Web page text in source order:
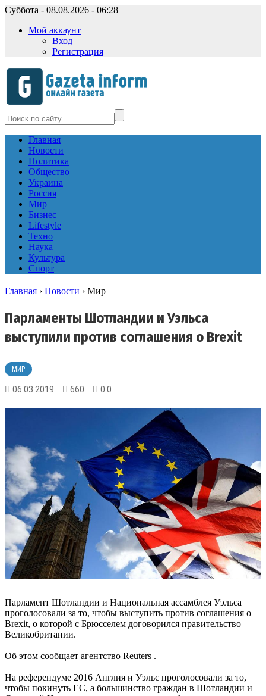
Суббота - 08.08.2026 - 06:28
Мой аккаунт
Вход
Регистрация
Главная
Новости
Политика
Общество
Украина
Россия
Мир
Бизнес
Lifestyle
Техно
Наука
Культура
Спорт
Главная › Новости › Мир
Парламенты Шотландии и Уэльса
выступили против соглашения о Brexit
МИР
06.03.2019 660 0.0
Парламент Шотландии и Национальная ассамблея Уэльса
проголосовали за то, чтобы выступить против соглашения о
Brexit, о которой с Брюсселем договорился правительство
Великобритании.
Об этом сообщает агентство Reuters .
На референдуме 2016 Англия и Уэльс проголосовали за то,
чтобы покинуть ЕС, а большинство граждан в Шотландии и